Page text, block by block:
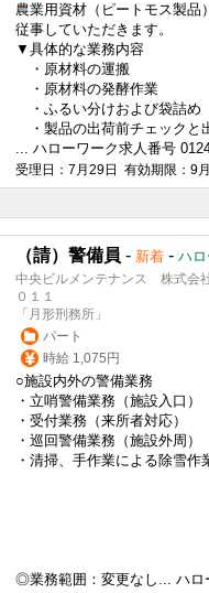
農業用資材（ピートモス製品
従事していただきます。
▼具体的な業務内容
・原材料の運搬
・原材料の発酵作業
・ふるい分けおよび袋詰め
・製品の出荷前チェックと
... ハローワーク求人番号
受理日：7月29日 有効期限：9
（請）警備員 - 新着 - ハロ
中央ビルメンテナンス 株式会
０１１
「月形刑務所」
パート
時給 1,075円
○施設内外の警備業務
・立哨警備業務（施設入口）
・受付業務（来所者対応）
・巡回警備業務（施設外周）
・清掃、手作業による除雪作
◎業務範囲：変更なし... ハロ